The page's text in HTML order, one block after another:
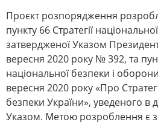
Проєкт розпорядження
пункту 66 Стратегії
затвердженої Указом
вересня 2020 року № 392, та
національної безпеки і
вересня 2020 року «Про
безпеки України», уведеного в
Указом. Метою розроблення є